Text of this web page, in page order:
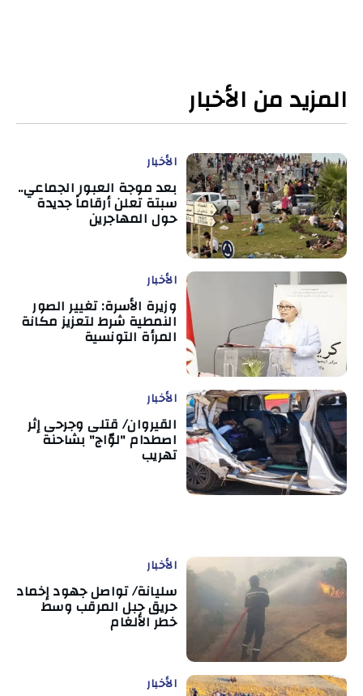
المزيد من الأخبار
الأخبار
بعد موجة العبور الجماعي..
سبتة تعلن أرقاماً جديدة
حول المهاجرين
الأخبار
وزيرة الأسرة: تغيير الصور
النمطية شرط لتعزيز مكانة
المرأة التونسية
الأخبار
القيروان/ قتلى وجرحى إثر
اصطدام "لوّاج" بشاحنة
تهريب
الأخبار
سليانة/ تواصل جهود إخماد
حريق جبل المرقب وسط
خطر الألغام
الأخبار